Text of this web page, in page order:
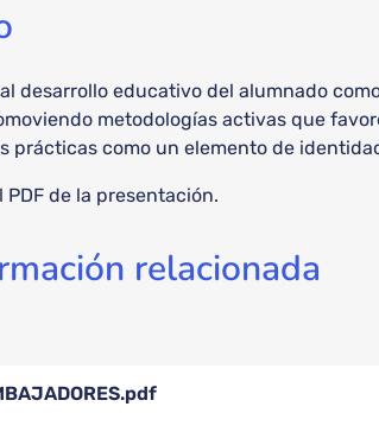
desarrollo educativo del alumnado
metodologías activas que
prácticas como un elemento de
de la presentación.
relacionada